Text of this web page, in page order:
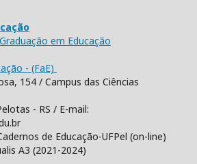
em Educação
- (FaE)
154 / Campus das Ciências
- RS / E-mail:
de Educação-UFPel (on-line)
A3 (2021-2024)